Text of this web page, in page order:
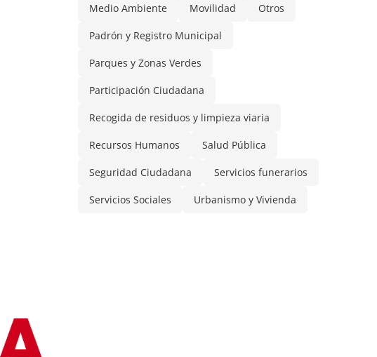
Medio Ambiente Movilidad Otros
Padrón y Registro Municipal
Parques y Zonas Verdes
Participación Ciudadana
Recogida de residuos y limpieza viaria
Recursos Humanos Salud Pública
Seguridad Ciudadana Servicios funerarios
Servicios Sociales Urbanismo y Vivienda